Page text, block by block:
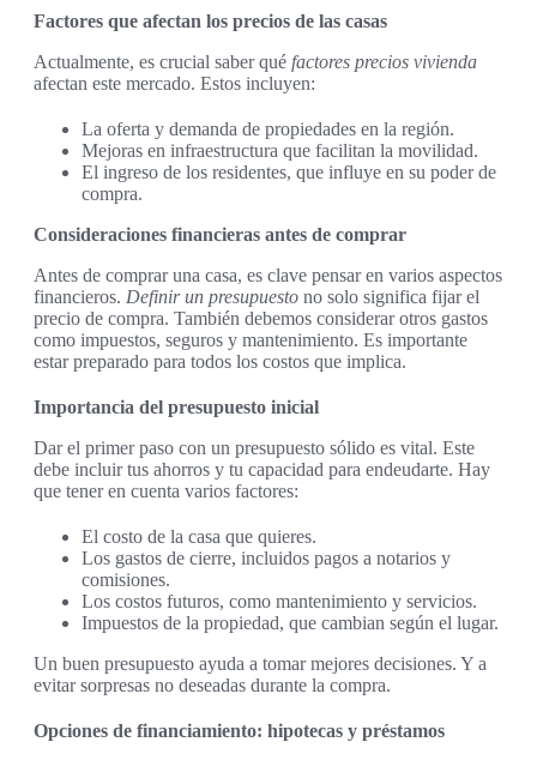
Factores que afectan los precios de las casas
Actualmente, es crucial saber qué factores precios vivienda
afectan este mercado. Estos incluyen:
La oferta y demanda de propiedades en la región.
Mejoras en infraestructura que facilitan la movilidad.
El ingreso de los residentes, que influye en su poder de
compra.
Consideraciones financieras antes de comprar
Antes de comprar una casa, es clave pensar en varios aspectos
financieros. Definir un presupuesto no solo significa fijar el
precio de compra. También debemos considerar otros gastos
como impuestos, seguros y mantenimiento. Es importante
estar preparado para todos los costos que implica.
Importancia del presupuesto inicial
Dar el primer paso con un presupuesto sólido es vital. Este
debe incluir tus ahorros y tu capacidad para endeudarte. Hay
que tener en cuenta varios factores:
El costo de la casa que quieres.
Los gastos de cierre, incluidos pagos a notarios y
comisiones.
Los costos futuros, como mantenimiento y servicios.
Impuestos de la propiedad, que cambian según el lugar.
Un buen presupuesto ayuda a tomar mejores decisiones. Y a
evitar sorpresas no deseadas durante la compra.
Opciones de financiamiento: hipotecas y préstamos